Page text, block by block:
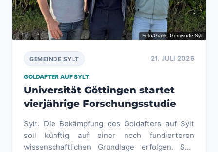
Foto/Grafik: Gemeinde Sylt
21. JULI 2026
GEMEINDE SYLT
GOLDAFTER AUF SYLT
Universität Göttingen startet
vierjährige Forschungsstudie
Sylt. Die Bekämpfung des Goldafters auf Sylt
soll künftig auf einer noch fundierteren
wissenschaftlichen Grundlage erfolgen. Seit